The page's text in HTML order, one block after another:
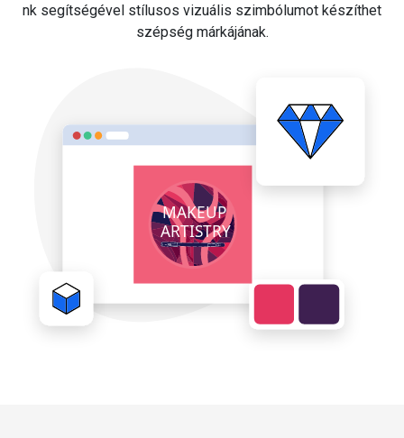
nk segítségével stílusos vizuális szimbólumot készíthet
szépség márkájának.